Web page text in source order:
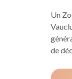
Un
de